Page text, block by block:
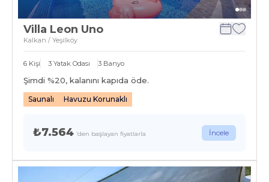
Villa Leon Uno
Kalkan / Yeşilköy
6 Kişi 3 Yatak Odası 3 Banyo
Şimdi %20, kalanını kapıda öde.
Saunalı Havuzu Korunaklı
₺7.564 'den başlayan fiyatlarla İncele